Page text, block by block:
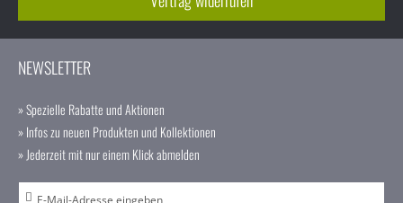
NEWSLETTER
» Spezielle Rabatte und Aktionen
» Infos zu neuen Produkten und Kollektionen
» Jederzeit mit nur einem Klick abmelden